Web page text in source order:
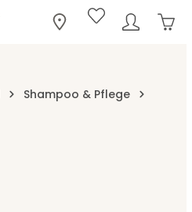
Shampoo & Pflege